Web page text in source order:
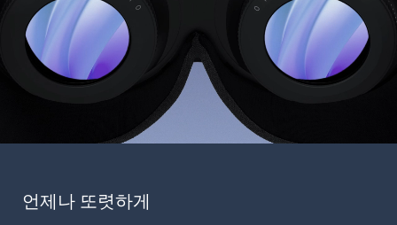
언제나 또렷하게